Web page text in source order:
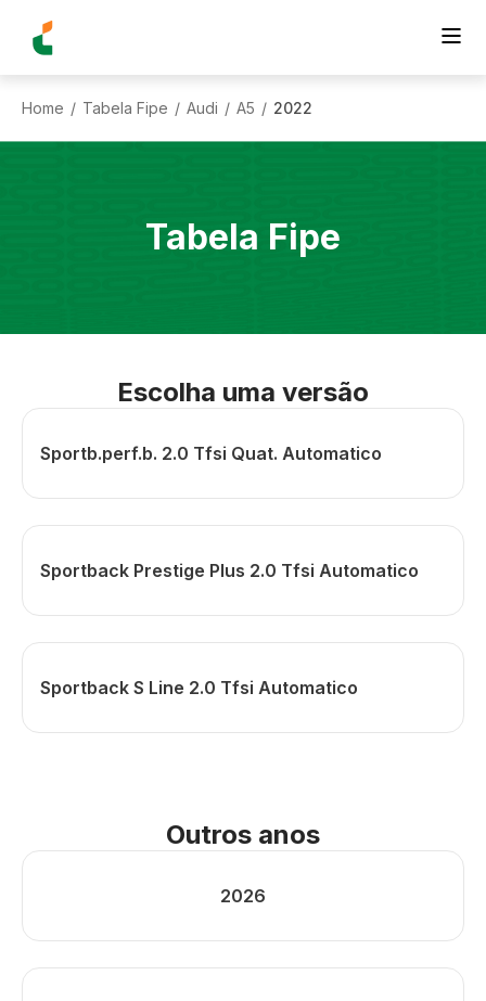
Home / Tabela Fipe / Audi / A5 / 2022
Tabela Fipe
Escolha uma versão
Sportb.perf.b. 2.0 Tfsi Quat. Automatico
Sportback Prestige Plus 2.0 Tfsi Automatico
Sportback S Line 2.0 Tfsi Automatico
Outros anos
2026